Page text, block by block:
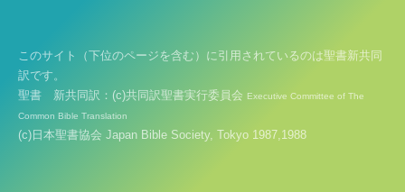
このサイト（下位のページを含む）に引用されているのは聖書新共同
訳です。
聖書 新共同訳：(c)共同訳聖書実行委員会 Executive Committee of The
Common Bible Translation
(c)日本聖書協会 Japan Bible Society, Tokyo 1987,1988